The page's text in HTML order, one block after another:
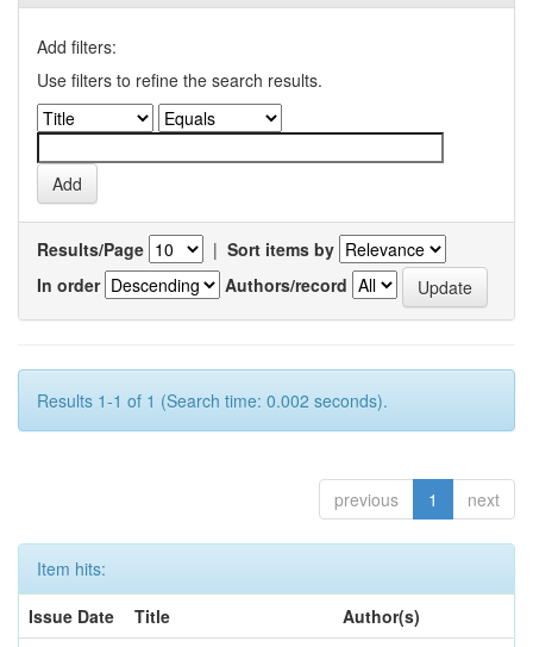
Add filters:
Use filters to refine the search results.
Results/Page | Sort items by
In order
Authors/record
Results 1-1 of 1 (Search time: 0.002 seconds).
previous 1 next
Item hits:
Issue Date
Title
Author(s)